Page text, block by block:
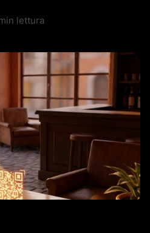
lettura